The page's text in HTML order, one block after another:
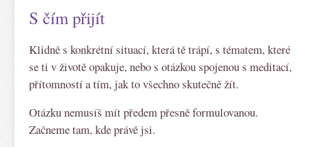
S čím přijít
Klidně s konkrétní situací, která tě trápí, s tématem, které
se ti v životě opakuje, nebo s otázkou spojenou s meditací,
přítomností a tím, jak to všechno skutečně žít.
Otázku nemusíš mít předem přesně formulovanou.
Začneme tam, kde právě jsi.